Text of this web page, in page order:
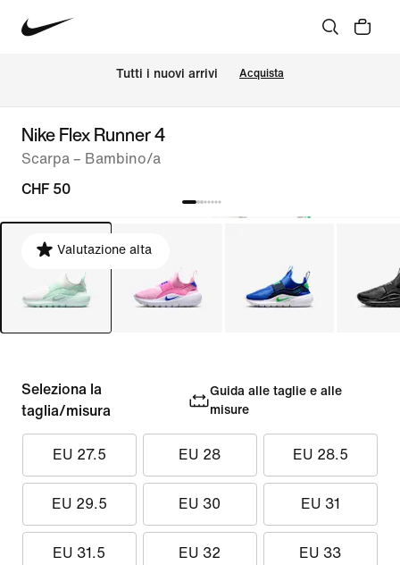
Tutti i nuovi arrivi Acquista
Nike Flex Runner 4
Scarpa – Bambino/a
CHF 50
Valutazione alta
Seleziona la
taglia/misura
Guida alle taglie e alle
misure
EU 27.5 EU 28 EU 28.5
EU 29.5 EU 30 EU 31
EU 31.5 EU 32 EU 33